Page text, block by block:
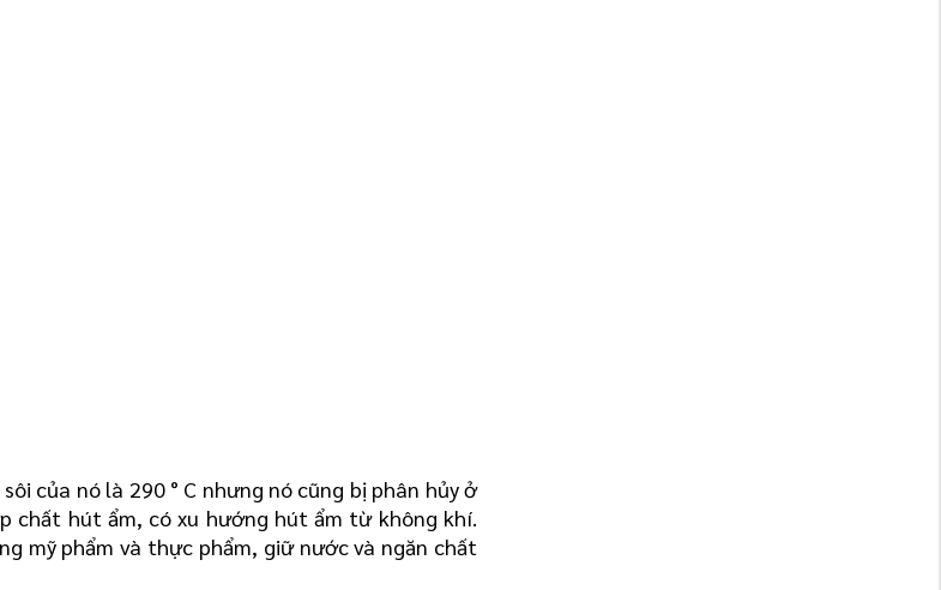
của nó là 290 ° C nhưng nó cũng bị phân hủy ở
chất hút ẩm, có xu hướng hút ẩm từ không khí.
mỹ phẩm và thực phẩm, giữ nước và ngăn chất